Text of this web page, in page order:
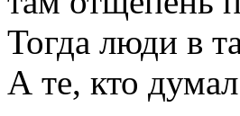
Тогда люди в
А те, кто